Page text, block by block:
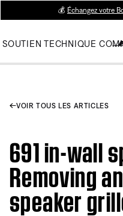
💰 Échangez votre
SOUTIEN TECHNIQUE
VOIR TOUS LES ARTICLES
691 in-wall
Removing
speaker